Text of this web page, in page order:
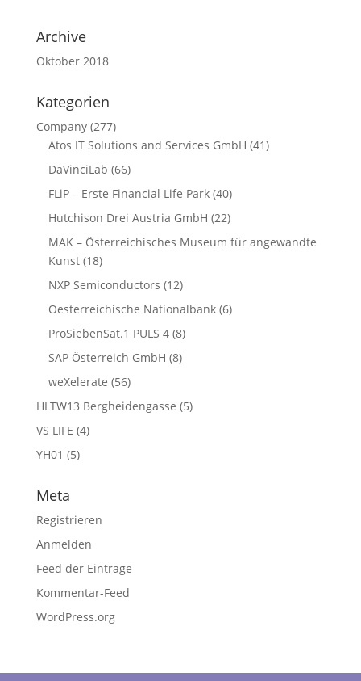
Archive
Oktober 2018
Kategorien
Company(277)
Atos IT Solutions and Services GmbH (41)
DaVinciLab (66)
FLiP – Erste Financial Life Park(40)
Hutchison Drei Austria GmbH (22)
MAK – Österreichisches Museum für angewandte
Kunst(18)
NXP Semiconductors (12)
Oesterreichische Nationalbank(6)
ProSiebenSat.1 PULS 4(8)
SAP Österreich GmbH (8)
weXelerate (56)
HLTW13 Bergheidengasse (5)
VS LIFE (4)
YH01 (5)
Meta
Registrieren
Anmelden
Feed der Einträge
Kommentar-Feed
WordPress.org